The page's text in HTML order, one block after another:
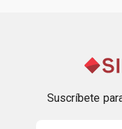
Suscríbete